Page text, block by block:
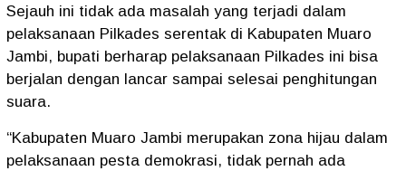
Sejauh ini tidak ada masalah yang terjadi dalam
pelaksanaan Pilkades serentak di Kabupaten Muaro
Jambi, bupati berharap pelaksanaan Pilkades ini bisa
berjalan dengan lancar sampai selesai penghitungan
suara.
“Kabupaten Muaro Jambi merupakan zona hijau dalam
pelaksanaan pesta demokrasi, tidak pernah ada